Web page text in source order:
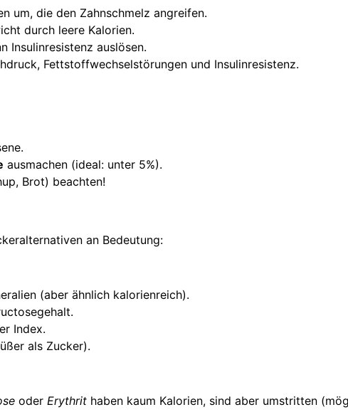
um, die den Zahnschmelz angreifen.
durch leere Kalorien.
Insulinresistenz auslösen.
Fettstoffwechselstörungen und Insulinresistenz.
ausmachen (ideal: unter 5%).
Brot) beachten!
an Bedeutung:
(aber ähnlich kalorienreich).
Index.
als Zucker).
oder Erythrit haben kaum Kalorien, sind aber umstritten